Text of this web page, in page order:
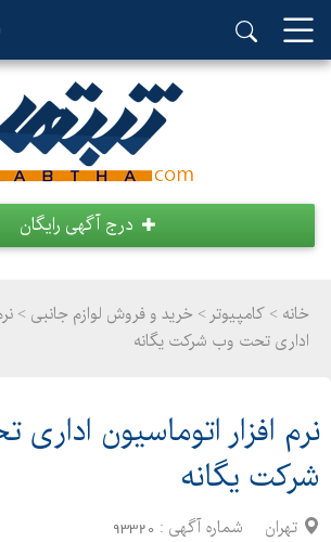
درج آگهی رایگان
خانه > کامپیوتر > خرید و فروش لوازم جانبی >
اداری تحت وب شرکت یگانه
نرم افزار اتوماسیون
شرکت یگانه
تهران شماره آگهی : 93320